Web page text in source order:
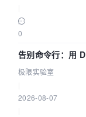
0
告别命令行：用
极限实验室
2026-08-07